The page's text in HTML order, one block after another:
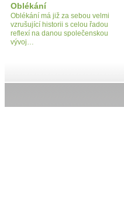
Oblékání
Oblékání má již za sebou velmi
vzrušující historii s celou řadou
reflexí na danou společenskou
vývoj…